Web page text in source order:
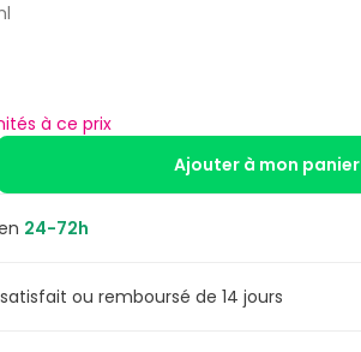
à ce prix
Ajouter à mon panier
24-72h
ou remboursé de 14 jours